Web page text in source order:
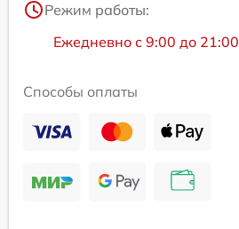
Режим работы:
Ежедневно с 9:00 до 21:00
Способы оплаты